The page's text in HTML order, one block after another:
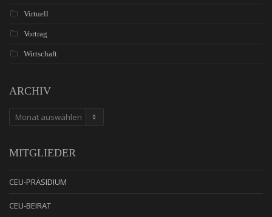
Virtuell
Vortrag
Wirtschaft
ARCHIV
ARCHIV
MITGLIEDER
CEU-PRÄSIDIUM
CEU-BEIRAT